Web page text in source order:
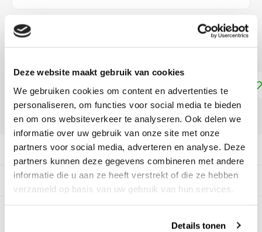
Deze website maakt gebruik van cookies
We gebruiken cookies om content en advertenties te
personaliseren, om functies voor social media te bieden
en om ons websiteverkeer te analyseren. Ook delen we
informatie over uw gebruik van onze site met onze
partners voor social media, adverteren en analyse. Deze
partners kunnen deze gegevens combineren met andere
informatie die u aan ze heeft verstrekt of die ze hebben
verzameld op basis van uw gebruik van hun services.
Details tonen
€4,15
Toevoegen aan winkelwagen
DELEN:
Productomschrijving
Gerelateerde producten